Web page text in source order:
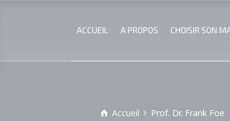
ACCUEIL A PROPOS CHOISIR SON
Accueil Prof. Dr. Frank Foe